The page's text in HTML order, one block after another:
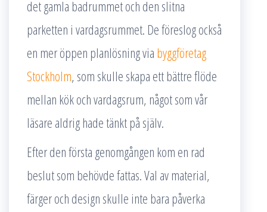
det gamla badrummet och den slitna
parketten i vardagsrummet. De föreslog också
en mer öppen planlösning via byggföretag
Stockholm, som skulle skapa ett bättre flöde
mellan kök och vardagsrum, något som vår
läsare aldrig hade tänkt på själv.
Efter den första genomgången kom en rad
beslut som behövde fattas. Val av material,
färger och design skulle inte bara påverka